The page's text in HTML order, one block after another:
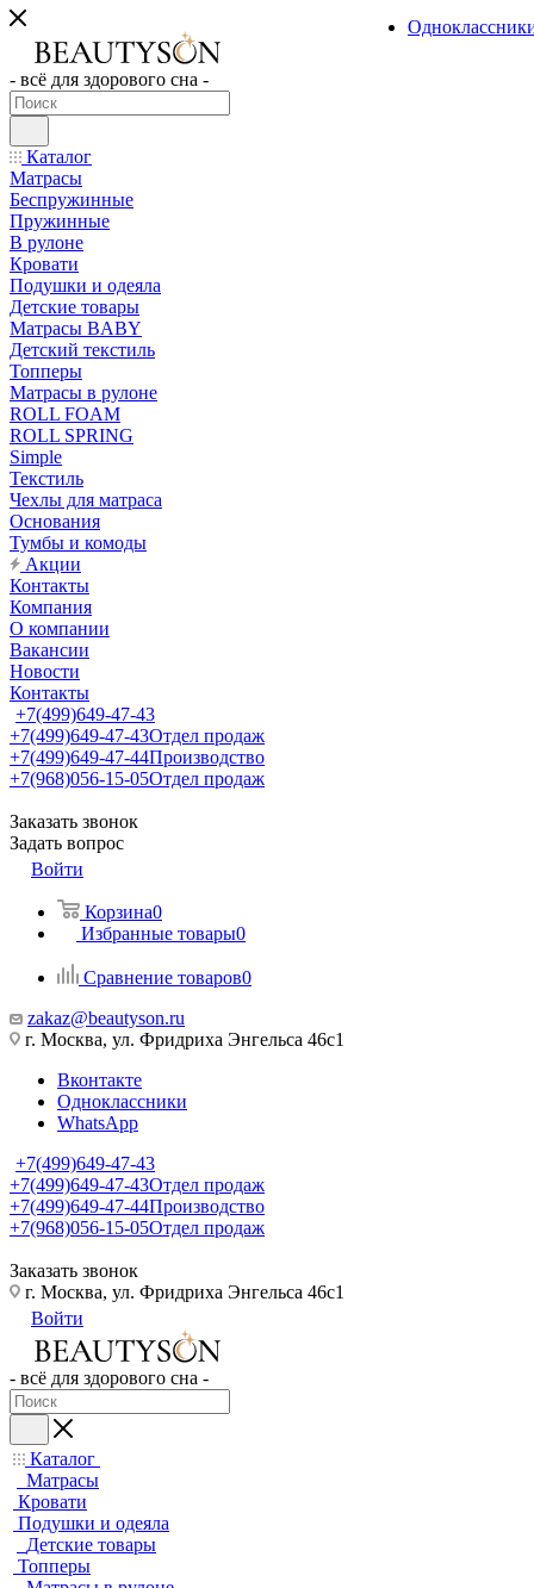
- всё для здорового сна -
Каталог
Матрасы
Беспружинные
Пружинные
В рулоне
Кровати
Подушки и одеяла
Детские товары
Матрасы BABY
Детский текстиль
Топперы
Матрасы в рулоне
ROLL FOAM
ROLL SPRING
Simple
Текстиль
Чехлы для матраса
Основания
Тумбы и комоды
Акции
Контакты
Компания
О компании
Вакансии
Новости
Контакты
+7(499)649-47-43
+7(499)649-47-43Отдел продаж
+7(499)649-47-44Производство
+7(968)056-15-05Отдел продаж
Заказать звонок
Задать вопрос
Войти
Корзина0
Избранные товары0
Сравнение товаров0
zakaz@beautyson.ru
г. Москва, ул. Фридриха Энгельса 46с1
Вконтакте
Одноклассники
WhatsApp
+7(499)649-47-43
+7(499)649-47-43Отдел продаж
+7(499)649-47-44Производство
+7(968)056-15-05Отдел продаж
Заказать звонок
г. Москва, ул. Фридриха Энгельса 46с1
Войти
- всё для здорового сна -
Каталог
Матрасы
Кровати
Подушки и одеяла
Детские товары
Топперы